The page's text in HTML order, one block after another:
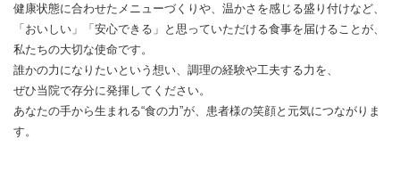
健康状態に合わせたメニューづくりや、温かさを感じる盛り付けなど、
「おいしい」「安心できる」と思っていただける食事を届けることが、
私たちの大切な使命です。
誰かの力になりたいという想い、調理の経験や工夫する力を、
ぜひ当院で存分に発揮してください。
あなたの手から生まれる“食の力”が、患者様の笑顔と元気につながりま
す。